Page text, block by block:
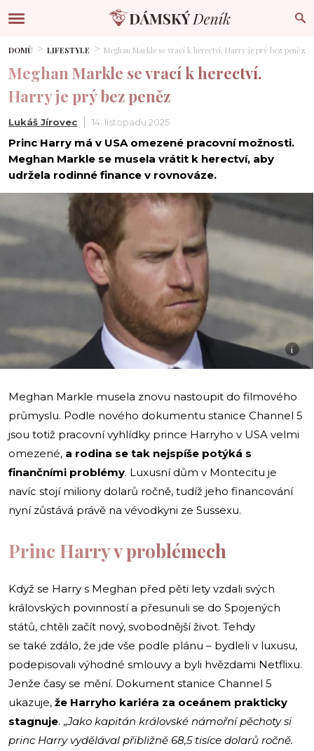
DOMŮ LIFESTYLE Meghan Markle se vrací k herectví. Harry je prý bez peněz
Meghan Markle se vrací k herectví.
Harry je prý bez peněz
Lukáš Jírovec 14. listopadu 2025
Princ Harry má v USA omezené pracovní možnosti.
Meghan Markle se musela vrátit k herectví, aby
udržela rodinné finance v rovnováze.
i
Meghan Markle musela znovu nastoupit do filmového
průmyslu. Podle nového dokumentu stanice Channel 5
jsou totiž pracovní vyhlídky prince Harryho v USA velmi
omezené, a rodina se tak nejspíše potýká s
finančními problémy. Luxusní dům v Montecitu je
navíc stojí miliony dolarů ročně, tudíž jeho financování
nyní zůstává právě na vévodkyni ze Sussexu.
Princ Harry v problémech
Když se Harry s Meghan před pěti lety vzdali svých
královských povinností a přesunuli se do Spojených
států, chtěli začít nový, svobodnější život. Tehdy
se také zdálo, že jde vše podle plánu – bydleli v luxusu,
podepisovali výhodné smlouvy a byli hvězdami Netflixu.
Jenže časy se mění. Dokument stanice Channel 5
ukazuje, že Harryho kariéra za oceánem prakticky
stagnuje. „Jako kapitán královské námořní pěchoty si
princ Harry vydělával přibližně 68,5 tisíce dolarů ročně.